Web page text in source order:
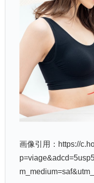
画像引用：https://